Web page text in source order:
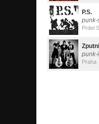
P.S.
punk-
Prdel
punk-
Praha